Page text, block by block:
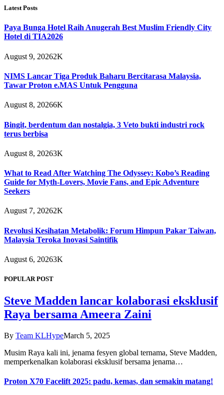
Latest Posts
Paya Bunga Hotel Raih Anugerah Best Muslim Friendly City
Hotel di TIA2026
August 9, 20262K
NIMS Lancar Tiga Produk Baharu Bercitarasa Malaysia,
Tawar Proton e.MAS Untuk Pengguna
August 8, 20266K
Bingit, berdentum dan nostalgia, 3 Veto bukti industri rock
terus berbisa
August 8, 20263K
What to Read After Watching The Odyssey: Kobo’s Reading
Guide for Myth-Lovers, Movie Fans, and Epic Adventure
Seekers
August 7, 20262K
Revolusi Kesihatan Metabolik: Forum Himpun Pakar Taiwan,
Malaysia Teroka Inovasi Saintifik
August 6, 20263K
POPULAR POST
Steve Madden lancar kolaborasi eksklusif
Raya bersama Ameera Zaini
By Team KLHypeMarch 5, 2025
Musim Raya kali ini, jenama fesyen global ternama, Steve Madden,
memperkenalkan kolaborasi eksklusif bersama jenama…
Proton X70 Facelift 2025: padu, kemas, dan semakin matang!